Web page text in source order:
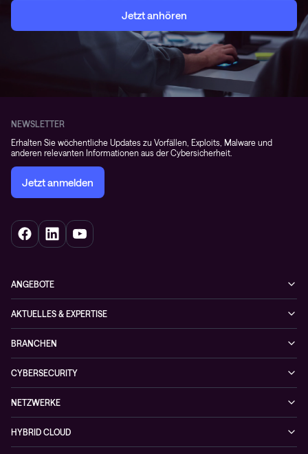
Jetzt anhören
NEWSLETTER
Erhalten Sie wöchentliche Updates zu Vorfällen, Exploits, Malware und
anderen relevanten Informationen aus der Cybersicherheit.
Jetzt anmelden
ANGEBOTE
Netzwerke
Hybrid cloud
Observability
Projektanfragen
AKTUELLES & EXPERTISE
Cases
News
Podcast
Videos
BRANCHEN
Finance
Healthcare
Public
CYBERSECURITY
Cybersecurity-Lösungen
NIS-2 Quick Check
NETZWERKE
Netzwerklösungen
HYBRID CLOUD